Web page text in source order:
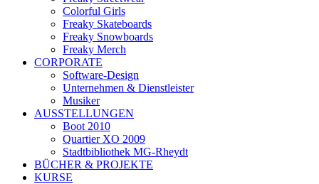
Colorful Girls
Freaky Skateboards
Freaky Snowboards
Freaky Merch
CORPORATE
Software-Design
Unternehmen & Dienstleister
Musiker
AUSSTELLUNGEN
Boot 2010
Quartier XO 2009
Stadtbibliothek MG-Rheydt
BÜCHER & PROJEKTE
KURSE